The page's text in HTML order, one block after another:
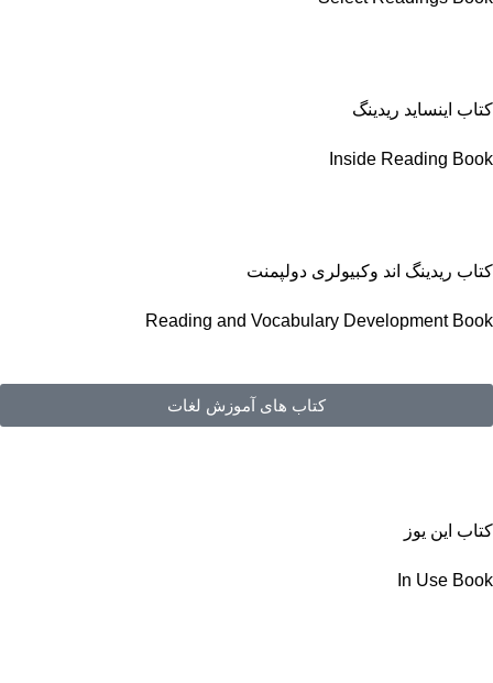
کتاب اینساید ریدینگ
Inside Reading Book
کتاب ریدینگ اند وکبیولری دولپمنت
Reading and Vocabulary Development Book
کتاب های آموزش لغات
کتاب این یوز
In Use Book